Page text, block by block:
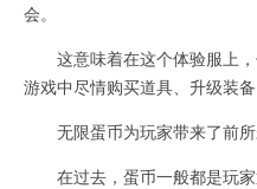
会。
这意味着在这个体验服上，
游戏中尽情购买道具、升级装
无限蛋币为玩家带来了前所
在过去，蛋币一般都是玩家